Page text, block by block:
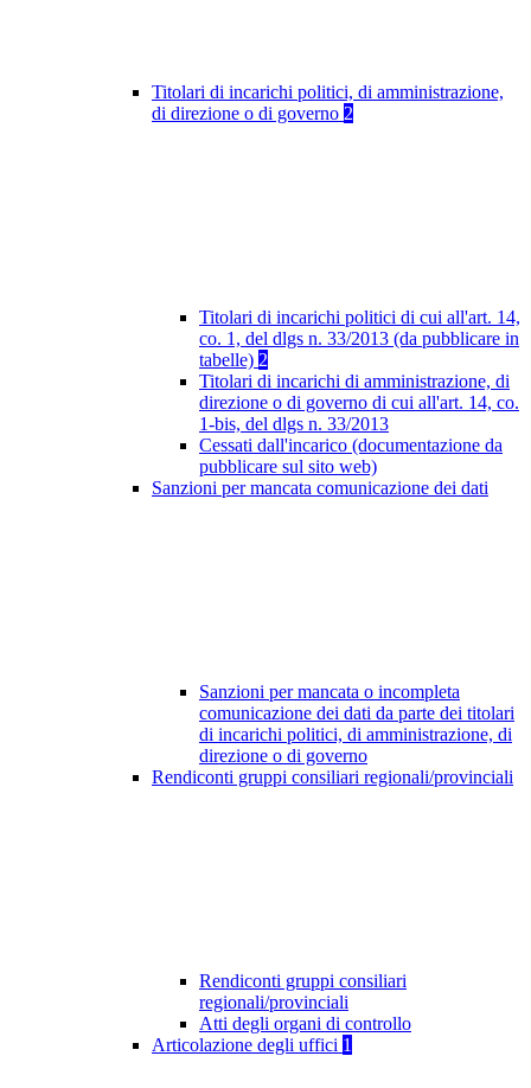
Titolari di incarichi politici, di amministrazione,
di direzione o di governo 2
Titolari di incarichi politici di cui all'art. 14,
co. 1, del dlgs n. 33/2013 (da pubblicare in
tabelle) 2
Titolari di incarichi di amministrazione, di
direzione o di governo di cui all'art. 14, co.
1-bis, del dlgs n. 33/2013
Cessati dall'incarico (documentazione da
pubblicare sul sito web)
Sanzioni per mancata comunicazione dei dati
Sanzioni per mancata o incompleta
comunicazione dei dati da parte dei titolari
di incarichi politici, di amministrazione, di
direzione o di governo
Rendiconti gruppi consiliari regionali/provinciali
Rendiconti gruppi consiliari
regionali/provinciali
Atti degli organi di controllo
Articolazione degli uffici 1